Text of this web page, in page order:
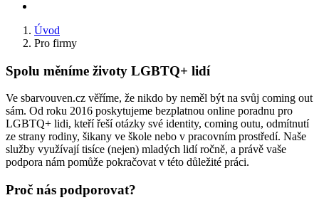
Úvod
Pro firmy
Spolu měníme životy LGBTQ+ lidí
Ve sbarvouven.cz věříme, že nikdo by neměl být na svůj coming out
sám. Od roku 2016 poskytujeme bezplatnou online poradnu pro
LGBTQ+ lidi, kteří řeší otázky své identity, coming outu, odmítnutí
ze strany rodiny, šikany ve škole nebo v pracovním prostředí. Naše
služby využívají tisíce (nejen) mladých lidí ročně, a právě vaše
podpora nám pomůže pokračovat v této důležité práci.
Proč nás podporovat?